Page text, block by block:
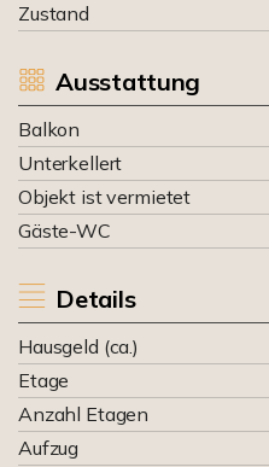
Zustand
Ausstattung
Balkon
Unterkellert
Objekt ist vermietet
Gäste-WC
Details
Hausgeld (ca.)
Etage
Anzahl Etagen
Aufzug